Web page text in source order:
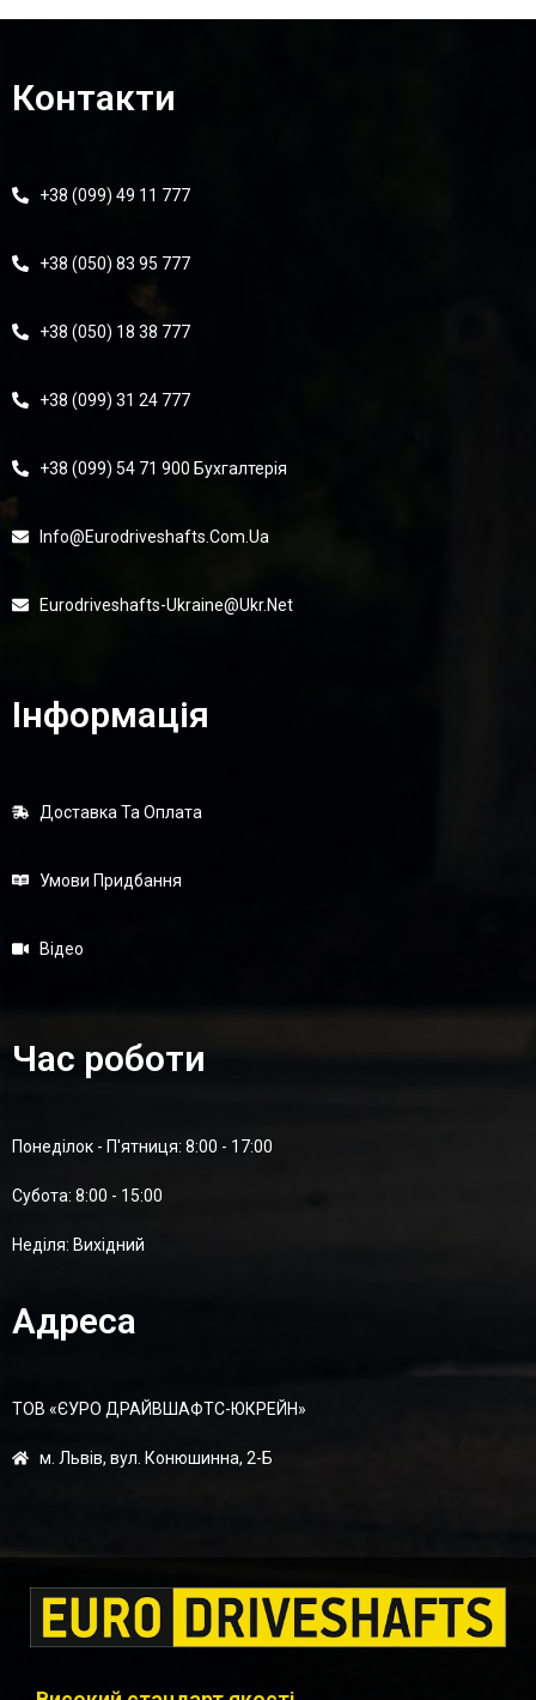
Контакти
+38 (099) 49 11 777
+38 (050) 83 95 777
+38 (050) 18 38 777
+38 (099) 31 24 777
+38 (099) 54 71 900 Бухгалтерія
Info@eurodriveshafts.com.ua
Eurodriveshafts-Ukraine@ukr.net
Інформація
Доставка Та Оплата
Умови Придбання
Відео
Час роботи
Понеділок - П'ятниця: 8:00 - 17:00
Суботa: 8:00 - 15:00
Неділя: Вихідний
Адреса
ТОВ «ЄУРО ДРАЙВШАФТC-ЮКРЕЙН»
м. Львів, вул. Конюшинна, 2-Б